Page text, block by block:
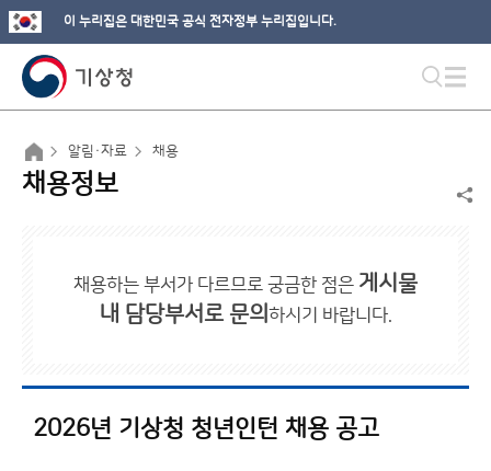
이 누리집은 대한민국 공식 전자정부 누리집입니다.
알림·자료 채용
채용정보
채용하는 부서가 다르므로 궁금한 점은 게시물
내 담당부서로 문의 하시기 바랍니다.
2026년 기상청 청년인턴 채용 공고